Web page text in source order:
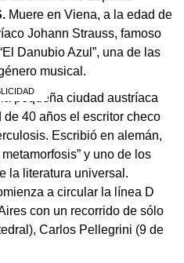
Muere en Viena, a la edad de
Johann Strauss, famoso
Danubio Azul”, una de las
musical.
la pequeña ciudad austríaca
40 años el escritor checo
Escribió en alemán,
y uno de los
la literatura universal.
a circular la línea D
con un recorrido de sólo
Carlos Pellegrini (9 de